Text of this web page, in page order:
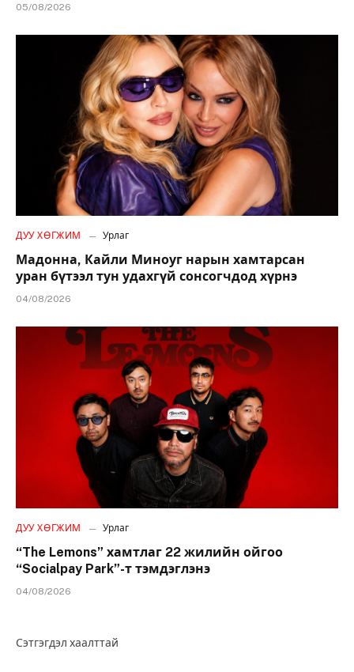
05/08/2026
ДУУ ХӨГЖИМ Урлаг
Мадонна, Кайли Миноуг нарын хамтарсан
уран бүтээл тун удахгүй сонсогчдод хүрнэ
04/08/2026
ДУУ ХӨГЖИМ Урлаг
“The Lemons” хамтлаг 22 жилийн ойгоо
“Socialpay Park”-т тэмдэглэнэ
04/08/2026
Сэтгэгдэл хаалттай